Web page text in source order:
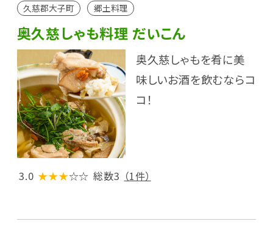
久慈郡大子町 郷土料理
奥久慈しゃも料理 だいこん
奥久慈しゃもを肴に美
味しいお酒を飲むならコ
コ！
3.0 ★★★☆☆ 総数3 （1件）